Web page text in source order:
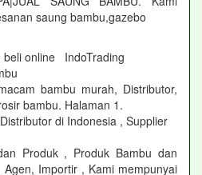
saung bambu,gazebo
beli online IndoTrading
bambu murah, Distributor,
bambu. Halaman 1.
di Indonesia , Supplier
Produk , Produk Bambu dan
Importir , Kami mempunyai